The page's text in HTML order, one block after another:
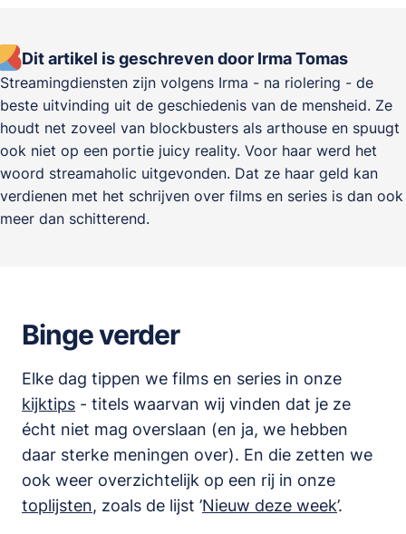
Dit artikel is geschreven door Irma Tomas
Streamingdiensten zijn volgens Irma - na riolering - de
beste uitvinding uit de geschiedenis van de mensheid. Ze
houdt net zoveel van blockbusters als arthouse en spuugt
ook niet op een portie juicy reality. Voor haar werd het
woord streamaholic uitgevonden. Dat ze haar geld kan
verdienen met het schrijven over films en series is dan ook
meer dan schitterend.
Binge verder
Elke dag tippen we films en series in onze
kijktips - titels waarvan wij vinden dat je ze
écht niet mag overslaan (en ja, we hebben
daar sterke meningen over). En die zetten we
ook weer overzichtelijk op een rij in onze
toplijsten, zoals de lijst ’Nieuw deze week’.